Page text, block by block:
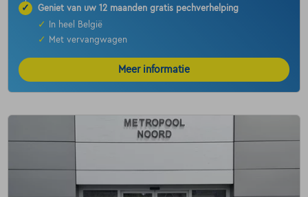
✓
Geniet van uw 12 maanden gratis pechverhelping
✓
In heel België
✓
Met vervangwagen
Meer informatie